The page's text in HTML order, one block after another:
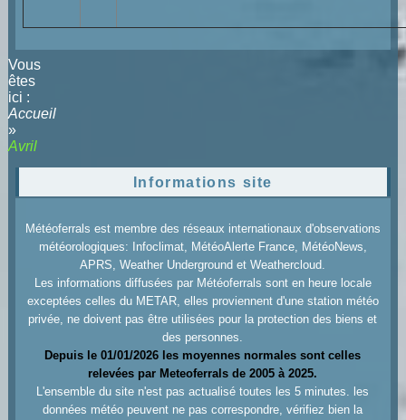
Vous
êtes
ici :
Accueil
»
Avril
Informations site
Météoferrals est membre des réseaux internationaux d'observations
météorologiques: Infoclimat, MétéoAlerte France, MétéoNews,
APRS, Weather Underground et Weathercloud.
Les informations diffusées par Météoferrals sont en heure locale
exceptées celles du METAR, elles proviennent d'une station météo
privée, ne doivent pas être utilisées pour la protection des biens et
des personnes.
Depuis le 01/01/2026 les moyennes normales sont celles
relevées par Meteoferrals de 2005 à 2025.
L'ensemble du site n'est pas actualisé toutes les 5 minutes. les
données météo peuvent ne pas correspondre, vérifiez bien la